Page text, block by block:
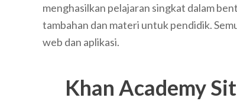
menghasilkan pelajaran singkat dalam
tambahan dan materi untuk pendidik.
web dan aplikasi.
Khan Academy